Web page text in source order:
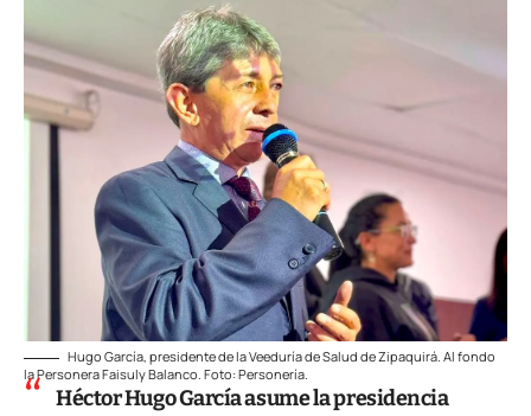
Hugo García, presidente de la Veeduría de Salud de Zipaquirá. Al fondo
la Personera Faisuly Balanco. Foto: Personería.
Héctor Hugo García asume la presidencia